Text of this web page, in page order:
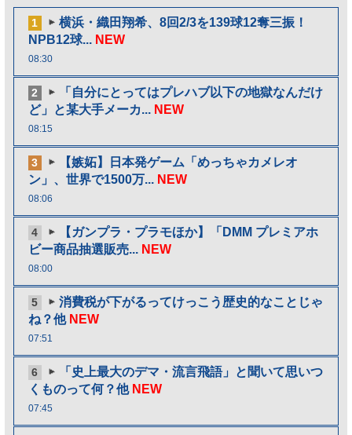
1
横浜・織田翔希、8回2/3を139球12奪三振！
NPB12球... NEW
08:30
2
「自分にとってはプレハブ以下の地獄なんだけ
ど」と某大手メーカ... NEW
08:15
3
【嫉妬】日本発ゲーム「めっちゃカメレオ
ン」、世界で1500万... NEW
08:06
4
【ガンプラ・プラモほか】「DMM プレミアホ
ビー商品抽選販売... NEW
08:00
5
消費税が下がるってけっこう歴史的なことじゃ
ね？他 NEW
07:51
6
「史上最大のデマ・流言飛語」と聞いて思いつ
くものって何？他 NEW
07:45